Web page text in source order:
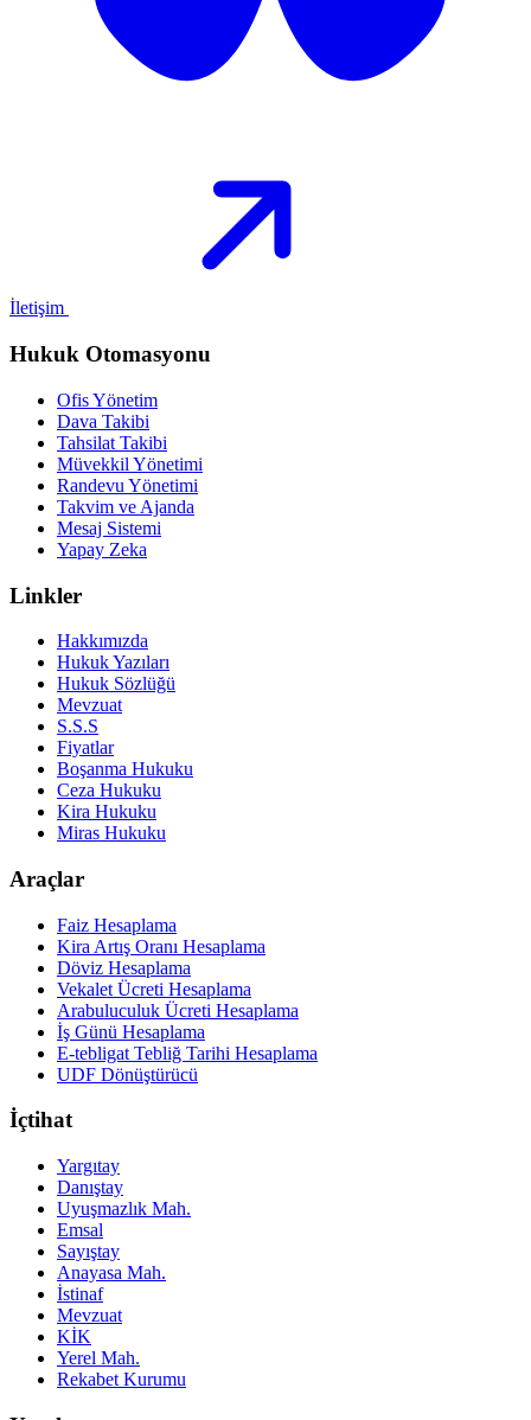
İletişim
Hukuk Otomasyonu
Ofis Yönetim
Dava Takibi
Tahsilat Takibi
Müvekkil Yönetimi
Randevu Yönetimi
Takvim ve Ajanda
Mesaj Sistemi
Yapay Zeka
Linkler
Hakkımızda
Hukuk Yazıları
Hukuk Sözlüğü
Mevzuat
S.S.S
Fiyatlar
Boşanma Hukuku
Ceza Hukuku
Kira Hukuku
Miras Hukuku
Araçlar
Faiz Hesaplama
Kira Artış Oranı Hesaplama
Döviz Hesaplama
Vekalet Ücreti Hesaplama
Arabuluculuk Ücreti Hesaplama
İş Günü Hesaplama
E-tebligat Tebliğ Tarihi Hesaplama
UDF Dönüştürücü
İçtihat
Yargıtay
Danıştay
Uyuşmazlık Mah.
Emsal
Sayıştay
Anayasa Mah.
İstinaf
Mevzuat
KİK
Yerel Mah.
Rekabet Kurumu